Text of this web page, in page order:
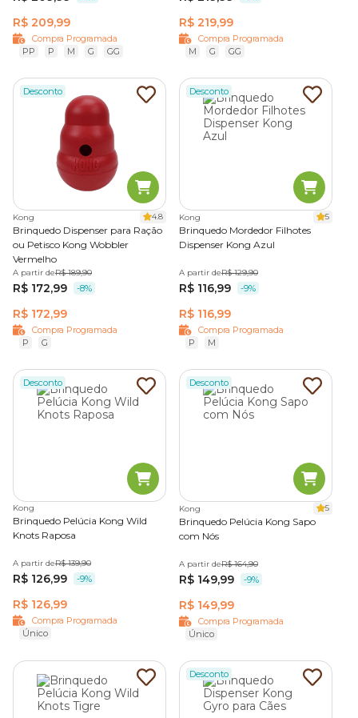
R$ 209,99
Compra Programada
PP
P M G GG
R$ 219,99
Compra Programada
M
G GG
Desconto
Kong 4.8
Brinquedo Dispenser para Ração
ou Petisco Kong Wobbler
Vermelho
A partir deR$ 189,90
R$ 172,99 -8%
R$ 172,99
Compra Programada
P
G
Desconto
Kong 5
Brinquedo Mordedor Filhotes
Dispenser Kong Azul
A partir deR$ 129,90
R$ 116,99 -9%
R$ 116,99
Compra Programada
P
M
Desconto
Kong
Brinquedo Pelúcia Kong Wild
Knots Raposa
A partir deR$ 139,90
R$ 126,99 -9%
R$ 126,99
Compra Programada
Único
Desconto
Kong 5
Brinquedo Pelúcia Kong Sapo
com Nós
A partir deR$ 164,90
R$ 149,99 -9%
R$ 149,99
Compra Programada
Único
Desconto